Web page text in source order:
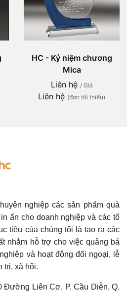
HC - Kỷ niệm chương
Mica
Liên hệ / Giá
Liên hệ (đơn tối thiểu)
nghiệp các sản phẩm quà
ấn cho doanh nghiệp và các tổ
tiêu của chúng tôi là tạo ra các
nhằm hỗ trợ cho việc quảng bá
và hoạt động đối ngoại, lễ
trị, xã hội.
Đường Liên Cơ, P. Cầu Diễn, Q.